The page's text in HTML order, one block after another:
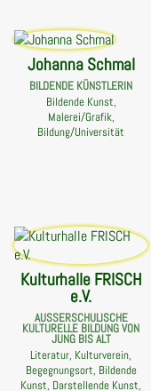
Johanna Schmal
BILDENDE KÜNSTLERIN
Bildende Kunst,
Malerei/Grafik,
Bildung/Universität
Kulturhalle FRISCH
e.V.
AUSSERSCHULISCHE K
ULTURELLE BILDUNG VON J
UNG BIS ALT
Literatur, Kulturverein,
Begegnungsort, Bildende
Kunst, Darstellende Kunst,